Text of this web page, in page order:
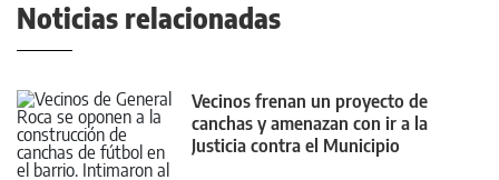
Noticias relacionadas
Vecinos frenan un proyecto de
canchas y amenazan con ir a la
Justicia contra el Municipio